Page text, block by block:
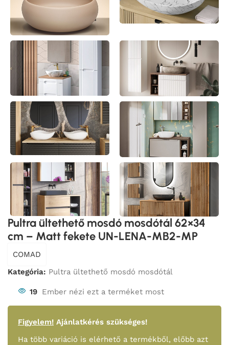
Pultra ültethető mosdó mosdótál 62×34
cm – Matt fekete UN-LENA-MB2-MP
COMAD
Kategória: Pultra ültethető mosdó mosdótál
19 Ember nézi ezt a terméket most
Figyelem! Ajánlatkérés szükséges!
Ha több variáció is elérhető a termékből, előbb azt